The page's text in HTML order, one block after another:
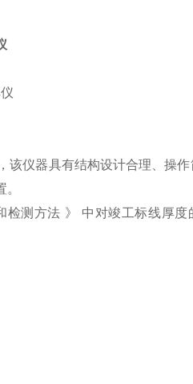
该仪器具有结构设计合理、操
检测方法 》 中对竣工标线厚度